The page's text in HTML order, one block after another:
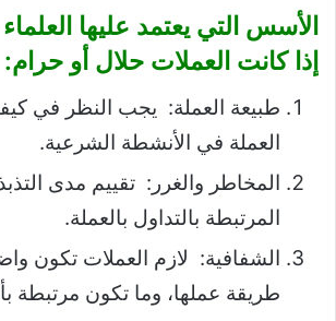
الأسس التي يعتمد عليها
إذا كانت العملات حلال أو حرام:
طبيعة العملة: يجب النظر في
العملة في الأنشطة الشرعية.
المخاطر والغرر: تقييم مدى
المرتبطة بالتداول بالعملة.
الشفافية: لازم العملات تكون
طريقة عملها، وما تكون مرتبطة